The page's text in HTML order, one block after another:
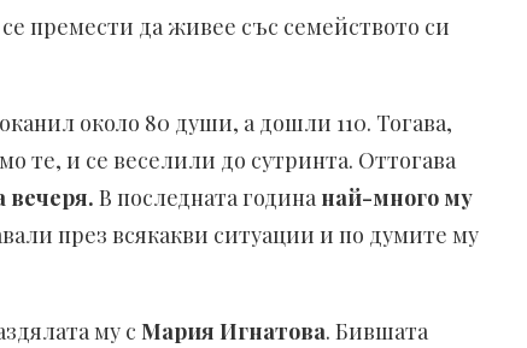
премести да живее със семейството си
около 80 души, а дошли 110. Тогава,
те, и се веселили до сутринта. Оттогава
вечеря. В последната година най-много му
през всякакви ситуации и по думите му
му с Мария Игнатова. Бившата